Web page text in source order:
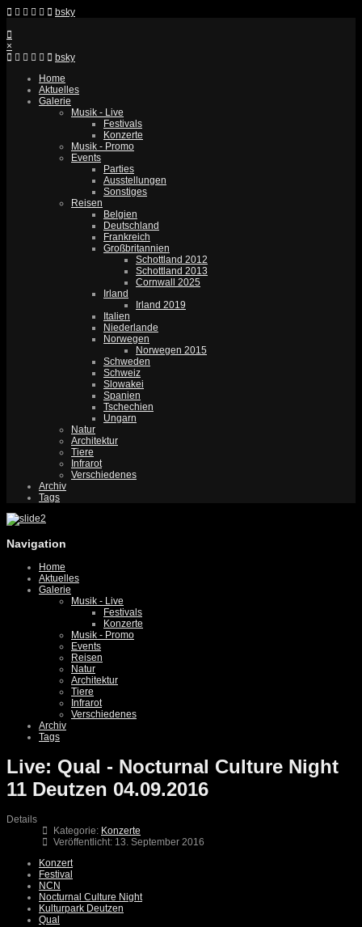
bsky
×
bsky
Home
Aktuelles
Galerie
Musik - Live
Festivals
Konzerte
Musik - Promo
Events
Parties
Ausstellungen
Sonstiges
Reisen
Belgien
Deutschland
Frankreich
Großbritannien
Schottland 2012
Schottland 2013
Cornwall 2025
Irland
Irland 2019
Italien
Niederlande
Norwegen
Norwegen 2015
Schweden
Schweiz
Slowakei
Spanien
Tschechien
Ungarn
Natur
Architektur
Tiere
Infrarot
Verschiedenes
Archiv
Tags
Navigation
Home
Aktuelles
Galerie
Musik - Live
Festivals
Konzerte
Musik - Promo
Events
Reisen
Natur
Architektur
Tiere
Infrarot
Verschiedenes
Archiv
Tags
Live: Qual - Nocturnal Culture Night
11 Deutzen 04.09.2016
Details
Kategorie: Konzerte
Veröffentlicht: 13. September 2016
Konzert
Festival
NCN
Nocturnal Culture Night
Kulturpark Deutzen
Qual